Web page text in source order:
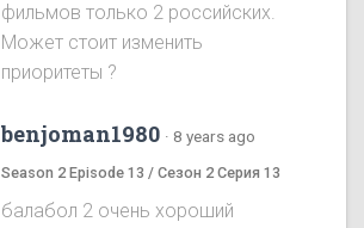
фильмов только 2 российских.
Может стоит изменить
приоритеты ?
benjoman1980 · 8 years ago
Season 2 Episode 13 / Сезон 2 Серия 13
балабол 2 очень хороший